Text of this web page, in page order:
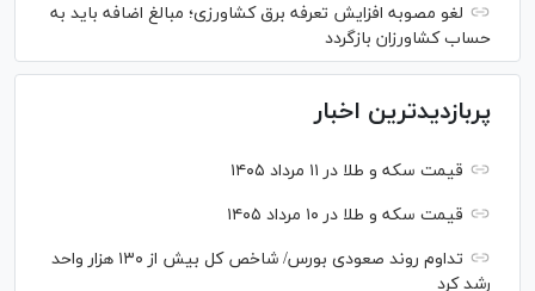
لغو مصوبه افزایش تعرفه برق کشاورزی؛ مبالغ اضافه باید به
حساب کشاورزان بازگردد
پربازدیدترین اخبار
قیمت سکه و طلا در ۱۱ مرداد ۱۴۰۵
قیمت سکه و طلا در ۱۰ مرداد ۱۴۰۵
تداوم روند صعودی بورس/ شاخص کل بیش از ۱۳۰ هزار واحد
رشد کرد